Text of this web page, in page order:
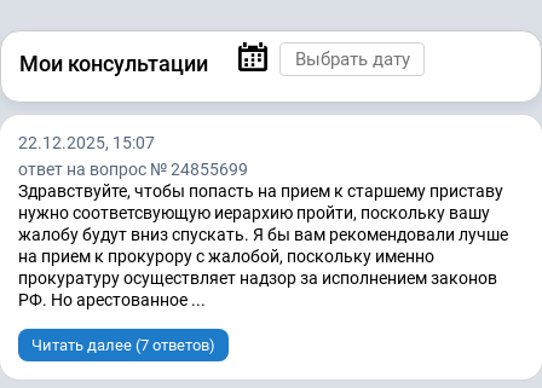
Мои консультации
22.12.2025, 15:07
ответ на вопрос № 24855699
Здравствуйте, чтобы попасть на прием к старшему приставу
нужно соответсвующую иерархию пройти, поскольку вашу
жалобу будут вниз спускать. Я бы вам рекомендовали лучше
на прием к прокурору с жалобой, поскольку именно
прокуратуру осуществляет надзор за исполнением законов
РФ. Но арестованное ...
Читать далее (7 ответов)